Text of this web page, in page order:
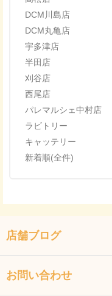
DCM川島店
DCM丸亀店
宇多津店
半田店
刈谷店
西尾店
パレマルシェ中村店
ラビトリー
キャッテリー
新着順(全件)
店舗ブログ
お問い合わせ